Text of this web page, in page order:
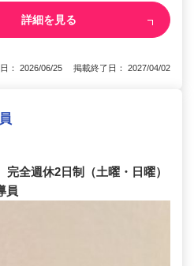
詳細を見る
： 2026/06/25 掲載終了日： 2027/04/02
全週休2日制（土曜・日曜）
員